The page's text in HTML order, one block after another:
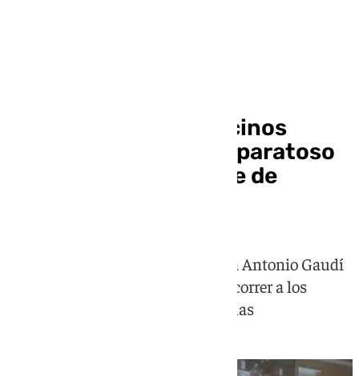
Un herido y varios vecinos
desalojados tras un aparatoso
incendio en un bloque de
El suceso se produjo en la avenida Antonio Gaudí
y los bomberos acudieron para socorrer a los
vecinos y tratar de apagar las llamas